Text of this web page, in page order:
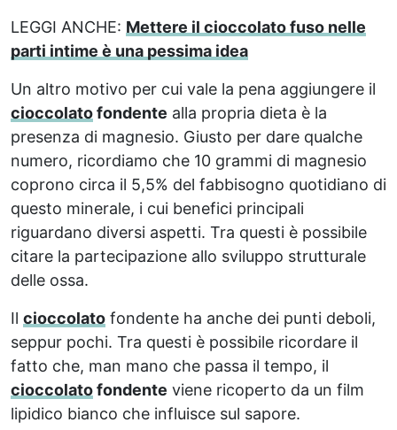
LEGGI ANCHE: Mettere il cioccolato fuso nelle
parti intime è una pessima idea
Un altro motivo per cui vale la pena aggiungere il
cioccolatofondente alla propria dieta è la
presenza di magnesio. Giusto per dare qualche
numero, ricordiamo che 10 grammi di magnesio
coprono circa il 5,5% del fabbisogno quotidiano di
questo minerale, i cui benefici principali
riguardano diversi aspetti. Tra questi è possibile
citare la partecipazione allo sviluppo strutturale
delle ossa.
Il cioccolato fondente ha anche dei punti deboli,
seppur pochi. Tra questi è possibile ricordare il
fatto che, man mano che passa il tempo, il
cioccolatofondente viene ricoperto da un film
lipidico bianco che influisce sul sapore.